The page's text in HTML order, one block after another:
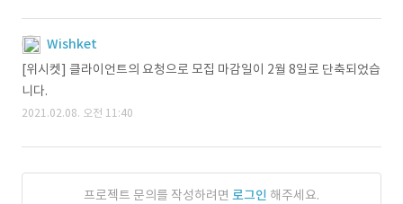
Wishket
[위시켓] 클라이언트의 요청으로 모집 마감일이 2월 8일로 단축되었습
니다.
2021.02.08. 오전 11:40
프로젝트 문의를 작성하려면 로그인 해주세요.